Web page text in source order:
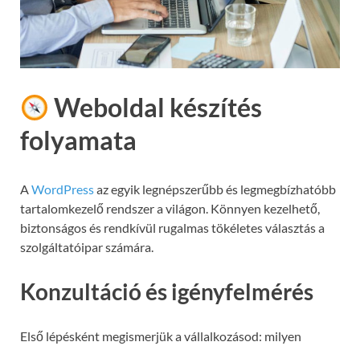
Weboldal készítés
folyamata
AWordPressaz egyik legnépszerűbb és legmegbízhatóbb
tartalomkezelő rendszer a világon. Könnyen kezelhető,
biztonságos és rendkívül rugalmas tökéletes választás a
szolgáltatóipar számára.
Konzultáció és igényfelmérés
Első lépésként megismerjük a vállalkozásod: milyen